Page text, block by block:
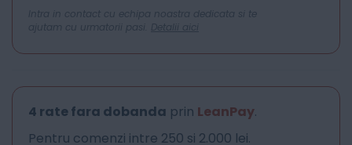
Intra in contact cu echipa noastra dedicata si te
ajutam cu urmatorii pasi. Detalii aici
4 rate fara dobanda prin LeanPay.
Pentru comenzi intre 250 si 2.000 lei.